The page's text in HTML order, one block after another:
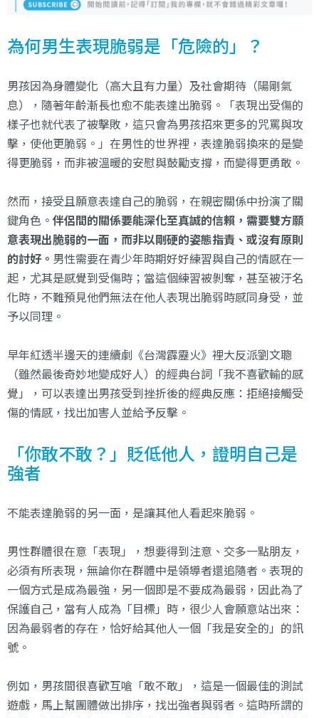
為何男生表現脆弱是「危險的」？
男孩因為身體變化（高大且有力量）及社會期待（陽剛氣
息），隨著年齡漸長也愈不能表達出脆弱。「表現出受傷的
樣子也就代表了被擊敗，這只會為男孩招來更多的咒罵與攻
擊，使他更脆弱。」在男性的世界裡，表達脆弱換來的是變
得更脆弱，而非被溫暖的安慰與鼓勵支撐，而變得更勇敢。
然而，接受且願意表達自己的脆弱，在親密關係中扮演了關
鍵角色。 伴侶間的關係要能深化至真誠的信賴，需要雙方願
意表現出脆弱的一面，而非以剛硬的姿態指責、或沒有原則
的討好。 男性需要在青少年時期好好練習與自己的情感在一
起，尤其是感覺到受傷時；當這個練習被剝奪，甚至被汙名
化時，不難預見他們無法在他人表現出脆弱時感同身受，並
予以同理。
早年紅透半邊天的連續劇《台灣霹靂火》裡大反派劉文聰
（雖然最後奇妙地變成好人）的經典台詞「我不喜歡輸的感
覺」，可以表達出男孩受到挫折後的經典反應：拒絕接觸受
傷的情感，找出加害人並給予反擊。
「你敢不敢？」貶低他人，證明自己是
強者
不能表達脆弱的另一面，是讓其他人看起來脆弱。
男性群體很在意「表現」，想要得到注意、交多一點朋友，
必須有所表現，無論你在群體中是領導者還追隨者。表現的
一個方式是成為最強，另一個即是不要成為最弱，因此為了
保護自己，當有人成為「目標」時，很少人會願意站出來：
因為最弱者的存在，恰好給其他人一個「我是安全的」的訊
號。
例如，男孩間很喜歡互嗆「敢不敢」，這是一個最佳的測試
遊戲，馬上幫團體做出排序，找出強者與弱者。這時所謂的